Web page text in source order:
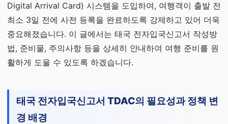
Digital Arrival Card) 시스템을 도입하여, 여행객이 출발 전
최소 3일 전에 사전 등록을 완료하도록 강제하고 있어 더욱
중요해졌습니다. 이 글에서는 태국 전자입국신고서 작성방
법, 준비물, 주의사항 등을 상세히 안내하여 여행 준비를 원
활하게 도울 수 있도록 하겠습니다.
태국 전자입국신고서 TDAC의 필요성과 정책 변
경 배경